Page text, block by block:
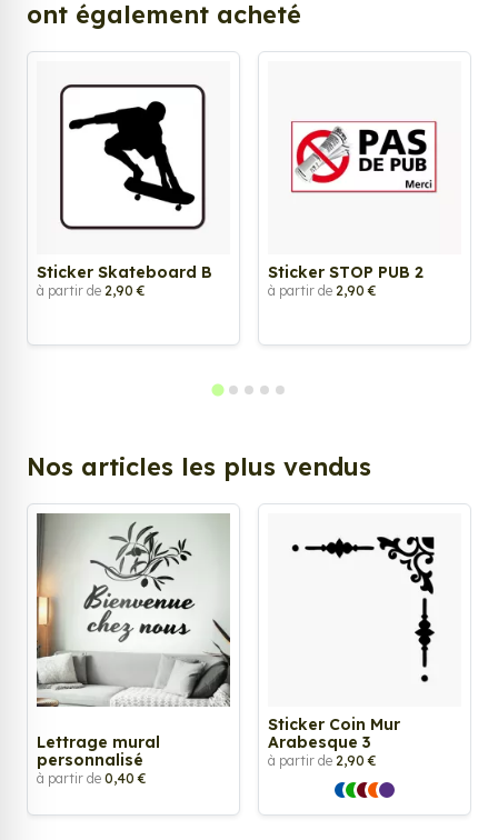
ont également acheté
Sticker Skateboard B
à partir de 2,90 €
Sticker STOP PUB 2
à partir de 2,90 €
Nos articles les plus vendus
Lettrage mural
personnalisé
à partir de 0,40 €
Sticker Coin Mur
Arabesque 3
à partir de 2,90 €